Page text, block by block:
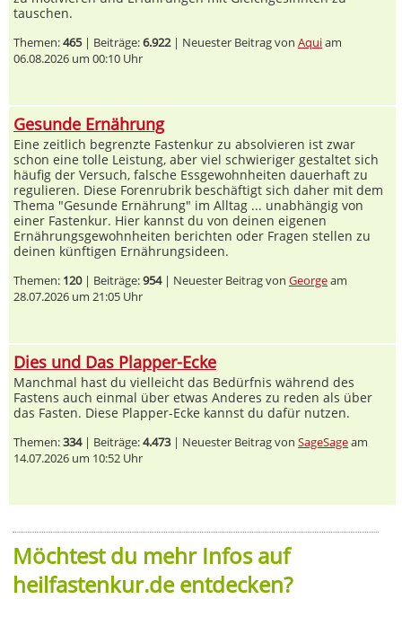
tauschen.
Themen:465| Beiträge:6.922| Neuester Beitrag von Aquiam
06.08.2026 um 00:10 Uhr
Gesunde Ernährung
Eine zeitlich begrenzte Fastenkur zu absolvieren ist zwar
schon eine tolle Leistung, aber viel schwieriger gestaltet sich
häufig der Versuch, falsche Essgewohnheiten dauerhaft zu
regulieren. Diese Forenrubrik beschäftigt sich daher mit dem
Thema "Gesunde Ernährung" im Alltag ... unabhängig von
einer Fastenkur. Hier kannst du von deinen eigenen
Ernährungsgewohnheiten berichten oder Fragen stellen zu
deinen künftigen Ernährungsideen.
Themen: 120| Beiträge:954| Neuester Beitrag von Georgeam
28.07.2026 um 21:05 Uhr
Dies und Das Plapper-Ecke
Manchmal hast du vielleicht das Bedürfnis während des
Fastens auch einmal über etwas Anderes zu reden als über
das Fasten. Diese Plapper-Ecke kannst du dafür nutzen.
Themen:334| Beiträge:4.473| Neuester Beitrag von SageSageam
14.07.2026 um 10:52 Uhr
Möchtest du mehr Infos auf
heilfastenkur.de entdecken?